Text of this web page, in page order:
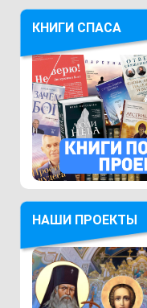
КНИГИ СПАСА
НАШИ ПРОЕКТЫ